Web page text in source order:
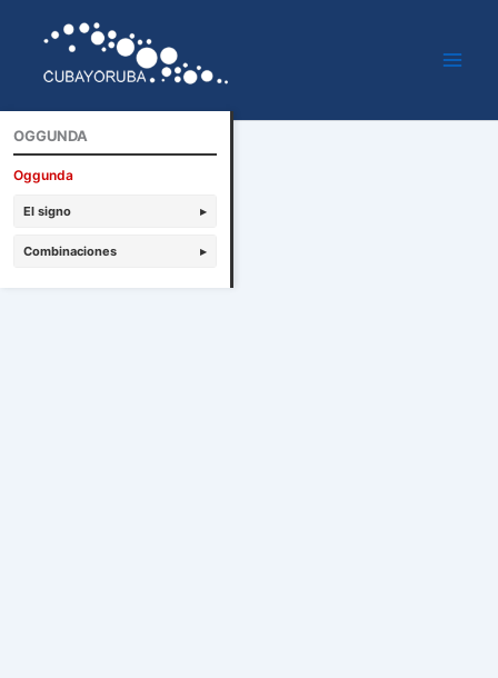
contenido
OGGUNDA
Oggunda
El signo ▸
Combinaciones ▸